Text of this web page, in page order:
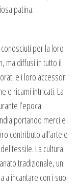
patina.
per la loro
ma diffusi in tutto il
e i loro accessori
e ricami intricati. La
l’epoca
portando merci e
contributo all’arte e
tessile. La cultura
tradizionale, un
a incantare con i suoi